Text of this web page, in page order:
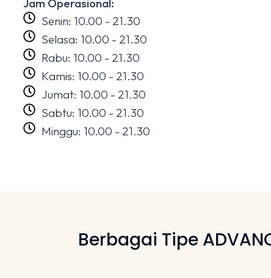
Jam Operasional:
Senin: 10.00 - 21.30
Selasa: 10.00 - 21.30
Rabu: 10.00 - 21.30
Kamis: 10.00 - 21.30
Jumat: 10.00 - 21.30
Sabtu: 10.00 - 21.30
Minggu: 10.00 - 21.30
Berbagai Tipe